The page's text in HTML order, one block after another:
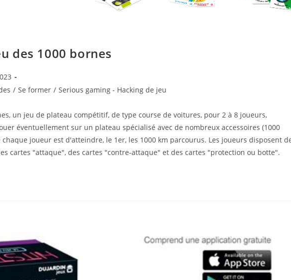
des 1000 bornes
/ Se former / Serious gaming - Hacking de jeu
un jeu de plateau compétitif, de type course de voitures, pour 2 à 8 joueurs,
éventuellement sur un plateau spécialisé avec de nombreux accessoires (1000
joueur est d'atteindre, le 1er, les 1000 km parcourus. Les joueurs disposent
cartes "attaque", des cartes "contre-attaque" et des cartes "protection ou botte".